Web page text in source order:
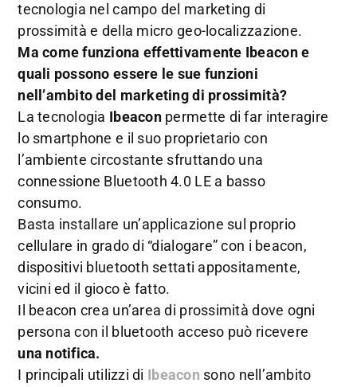
tecnologia nel campo del marketing di
prossimità e della micro geo-localizzazione.
Ma come funziona effettivamente Ibeacon e
quali possono essere le sue funzioni
nell’ambito del marketing di prossimità?
La tecnologia Ibeaconpermette di far interagire
lo smartphone e il suo proprietario con
l’ambiente circostante sfruttando una
connessione Bluetooth 4.0 LE a basso
consumo.
Basta installare un’applicazione sul proprio
cellulare in grado di “dialogare” con i beacon,
dispositivi bluetooth settati appositamente,
vicini ed il gioco è fatto.
Il beacon crea un’area di prossimità dove ogni
persona con il bluetooth acceso può ricevere
una notifica.
I principali utilizzi di Ibeacon sono nell’ambito